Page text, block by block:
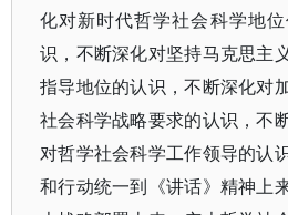
化对新时代哲学社会科学地
识，不断深化对坚持马克思主
指导地位的认识，不断深化对
社会科学战略要求的认识，不
对哲学社会科学工作领导的认
和行动统一到《讲话》精神上